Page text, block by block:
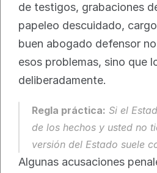
de testigos, grabaciones
papeleo descuidado,
buen abogado defensor
esos problemas, sino que
deliberadamente.
Regla práctica: Si el
de los hechos y usted no
versión del Estado suele
Algunas acusaciones